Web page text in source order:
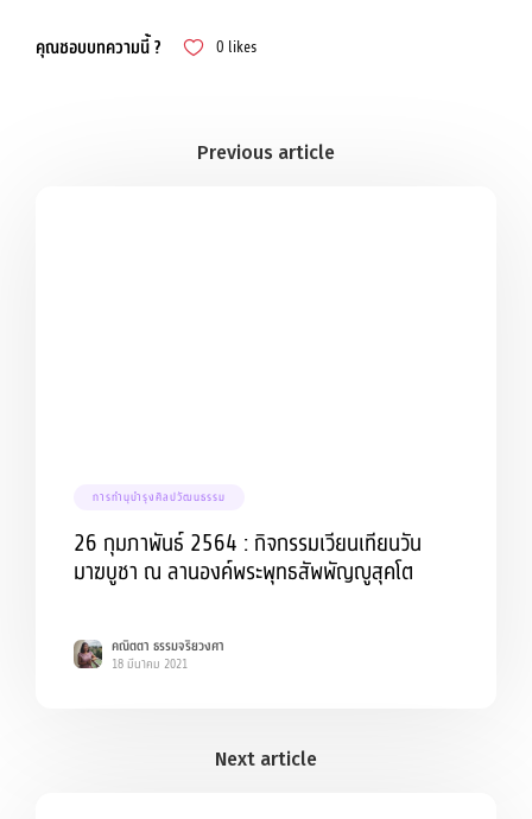
คุณชอบบทความนี้ ? 0 likes
การทำนุบำรุงศิลปวัฒนธรรม
26 กุมภาพันธ์ 2564 : กิจกรรมเวียนเทียนวัน
มาฆบูชา ณ ลานองค์พระพุทธสัพพัญญูสุคโต
คณิตตา ธรรมจริยวงศา
18 มีนาคม 2021